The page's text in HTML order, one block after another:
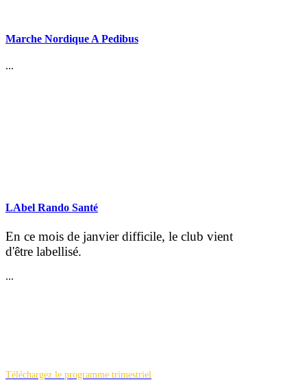
Marche Nordique A Pedibus
...
LAbel Rando Santé
En ce mois de janvier difficile, le club vient
d'être labellisé.
...
Téléchargez le programme trimestriel